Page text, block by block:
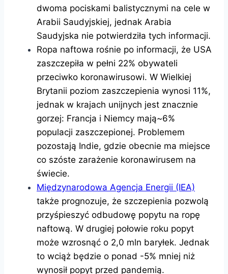
dwoma pociskami balistycznymi na cele w
Arabii Saudyjskiej, jednak Arabia
Saudyjska nie potwierdziła tych informacji.
Ropa naftowa rośnie po informacji, że USA
zaszczepiła w pełni 22% obywateli
przeciwko koronawirusowi. W Wielkiej
Brytanii poziom zaszczepienia wynosi 11%,
jednak w krajach unijnych jest znacznie
gorzej: Francja i Niemcy mają~6%
populacji zaszczepionej. Problemem
pozostają Indie, gdzie obecnie ma miejsce
co szóste zarażenie koronawirusem na
świecie.
Międzynarodowa Agencja Energii (IEA)
także prognozuje, że szczepienia pozwolą
przyśpieszyć odbudowę popytu na ropę
naftową. W drugiej połowie roku popyt
może wzrosnąć o 2,0 mln baryłek. Jednak
to wciąż będzie o ponad -5% mniej niż
wynosił popyt przed pandemią.